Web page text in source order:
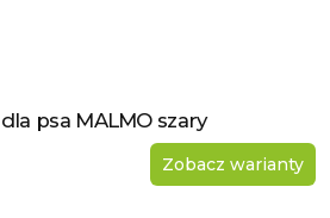
psa MALMO szary
Zobacz warianty